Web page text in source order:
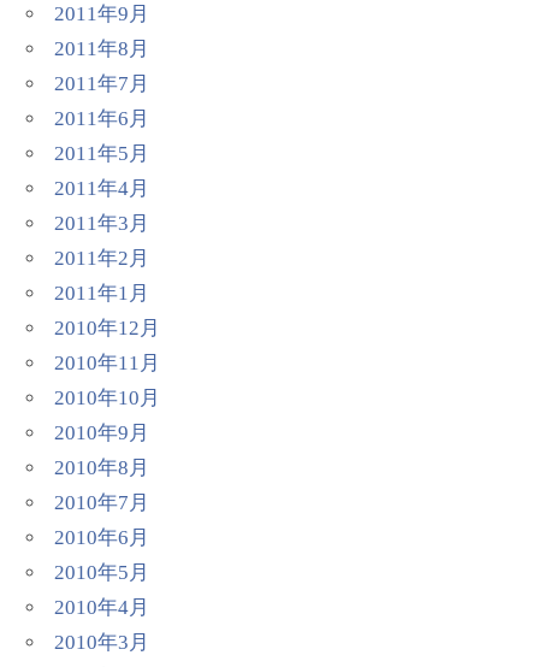
2011年9月
2011年8月
2011年7月
2011年6月
2011年5月
2011年4月
2011年3月
2011年2月
2011年1月
2010年12月
2010年11月
2010年10月
2010年9月
2010年8月
2010年7月
2010年6月
2010年5月
2010年4月
2010年3月